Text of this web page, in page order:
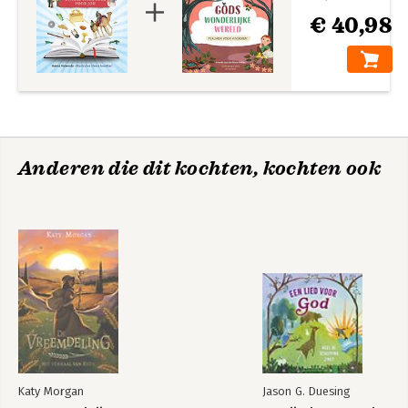
€ 40,98
Anderen die dit kochten, kochten ook
Katy Morgan Jason G. Duesing